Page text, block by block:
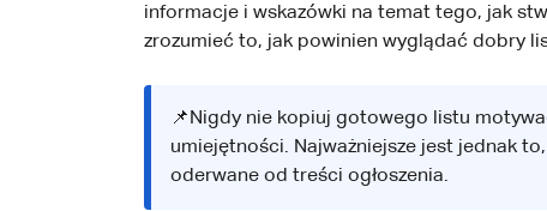
informacje i wskazówki na temat tego, jak
zrozumieć to, jak powinien wyglądać dobry
📌Nigdy nie kopiuj gotowego listu
umiejętności. Najważniejsze jest jednak
oderwane od treści ogłoszenia.